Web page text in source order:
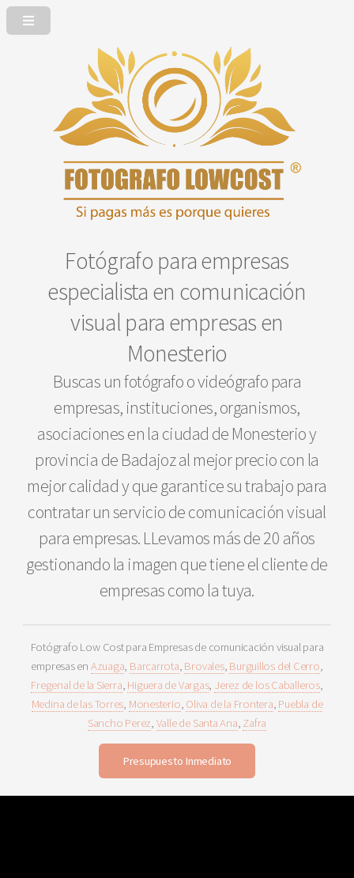
Fotógrafo para empresas
especialista en comunicación
visual para empresas en
Monesterio
Buscas un fotógrafo o videógrafo para
empresas, instituciones, organismos,
asociaciones en la ciudad de Monesterio y
provincia de Badajoz al mejor precio con la
mejor calidad y que garantice su trabajo para
contratar un servicio de comunicación visual
para empresas. LLevamos más de 20 años
gestionando la imagen que tiene el cliente de
empresas como la tuya.
Fotógrafo Low Cost para Empresas de comunicación visual para
empresas en Azuaga, Barcarrota, Brovales, Burguillos del Cerro,
Fregenal de la Sierra, Higuera de Vargas, Jerez de los Caballeros,
Medina de las Torres, Monesterio, Oliva de la Frontera, Puebla de
Sancho Perez, Valle de Santa Ana, Zafra
Presupuesto Inmediato